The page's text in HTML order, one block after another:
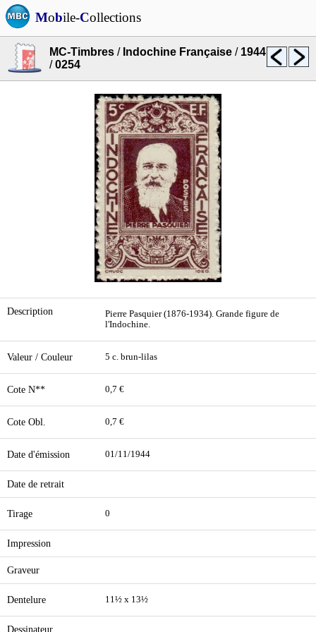
Mobile-Collections
MC-Timbres / Indochine Française / 1944
/0254
Description
Pierre Pasquier (1876-1934). Grande figure de
l'Indochine.
Valeur / Couleur 5 c. brun-lilas
Cote N** 0,7 €
Cote Obl. 0,7 €
Date d'émission 01/11/1944
Date de retrait
Tirage 0
Impression
Graveur
Dentelure 11½ x 13½
Dessinateur